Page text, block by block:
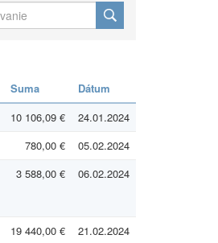
Suma
Dátum
10 106,09 €
24.01.2024
780,00 €
05.02.2024
3 588,00 € 06.02.2024
19 440,00 €
21.02.2024